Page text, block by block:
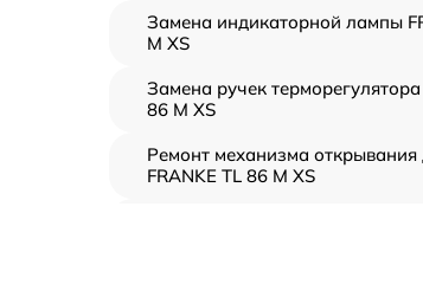
Замена индикаторной лампы
M XS
Замена ручек терморегулятора
86 M XS
Ремонт механизма открывания
FRANKE TL 86 M XS